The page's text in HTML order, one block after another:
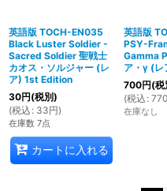
英語版 TOCH-EN035
Black Luster Soldier -
Sacred Soldier 聖戦士
カオス・ソルジャー (レ
ア) 1st Edition
30円(税別)
(税込 : 33円)
在庫数 7点
カートに入れる
英語版
PSY-
Gamma
ア・γ (
700円(税
(税込 : 770
在庫なし